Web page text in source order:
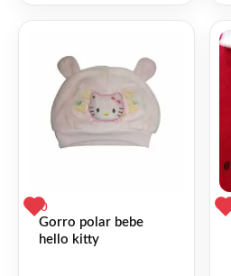
0
Gorro polar bebe
hello kitty